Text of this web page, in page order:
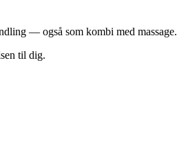
— også som kombi med massage.
til dig.